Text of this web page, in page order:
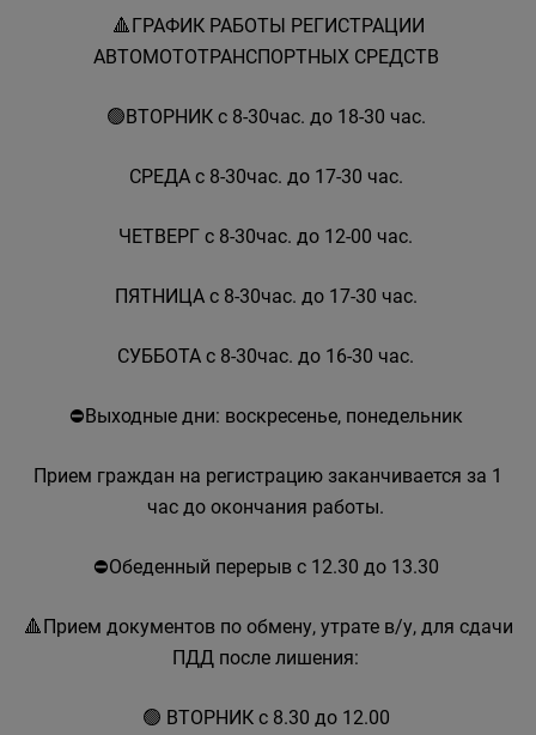
🔺️ГРАФИК РАБОТЫ РЕГИСТРАЦИИ
АВТОМОТОТРАНСПОРТНЫХ СРЕДСТВ
🟢ВТОРНИК с 8-30час. до 18-30 час.
СРЕДА с 8-30час. до 17-30 час.
ЧЕТВЕРГ с 8-30час. до 12-00 час.
ПЯТНИЦА с 8-30час. до 17-30 час.
СУББОТА с 8-30час. до 16-30 час.
⛔Выходные дни: воскресенье, понедельник
Прием граждан на регистрацию заканчивается за 1
час до окончания работы.
⛔Обеденный перерыв с 12.30 до 13.30
🔺Прием документов по обмену, утрате в/у, для сдачи
ПДД после лишения:
🟢 ВТОРНИК с 8.30 до 12.00